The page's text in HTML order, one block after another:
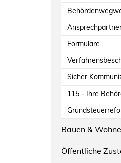
Formulare
Sicher
115 - Ihre
Bauen &
Öffentliche